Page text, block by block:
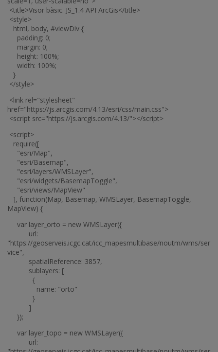
<title>Visor bàsic. JS_1.4 API ArcGis</title>
<style>
html, body, #viewDiv {
padding: 0;
margin: 0;
height: 100%;
width: 100%;
}
</style>
<link rel="stylesheet"
href="https://js.arcgis.com/4.13/esri/css/main.css">
<script src="https://js.arcgis.com/4.13/"></script>
<script>
require([
"esri/Map",
"esri/Basemap",
"esri/layers/WMSLayer",
"esri/widgets/BasemapToggle",
"esri/views/MapView"
], function(Map, Basemap, WMSLayer, BasemapToggle,
MapView) {
var layer_orto = new WMSLayer({
url:
"https://geoserveis.icgc.cat/icc_mapesmultibase/noutm/wms/ser
vice",
spatialReference: 3857,
sublayers: [
{
name: "orto"
}
]
});
var layer_topo = new WMSLayer({
url: